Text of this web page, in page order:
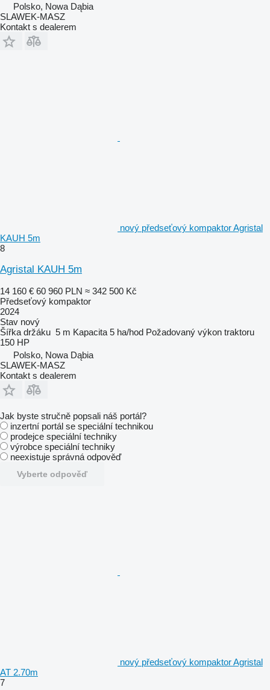
Polsko, Nowa Dąbia
SLAWEK-MASZ
Kontakt s dealerem
nový předseťový kompaktor Agristal
KAUH 5m
8
Agristal KAUH 5m
14 160 € 60 960 PLN ≈ 342 500 Kč
Předseťový kompaktor
2024
Stav nový
Šířka držáku 5 m Kapacita 5 ha/hod Požadovaný výkon traktoru
150 HP
Polsko, Nowa Dąbia
SLAWEK-MASZ
Kontakt s dealerem
Jak byste stručně popsali náš portál?
inzertní portál se speciální technikou
prodejce speciální techniky
výrobce speciální techniky
neexistuje správná odpověď
Vyberte odpověď
nový předseťový kompaktor Agristal
AT 2.70m
7